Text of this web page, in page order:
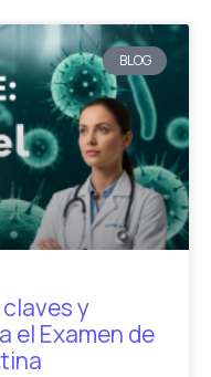
BLOG
y
el Examen de